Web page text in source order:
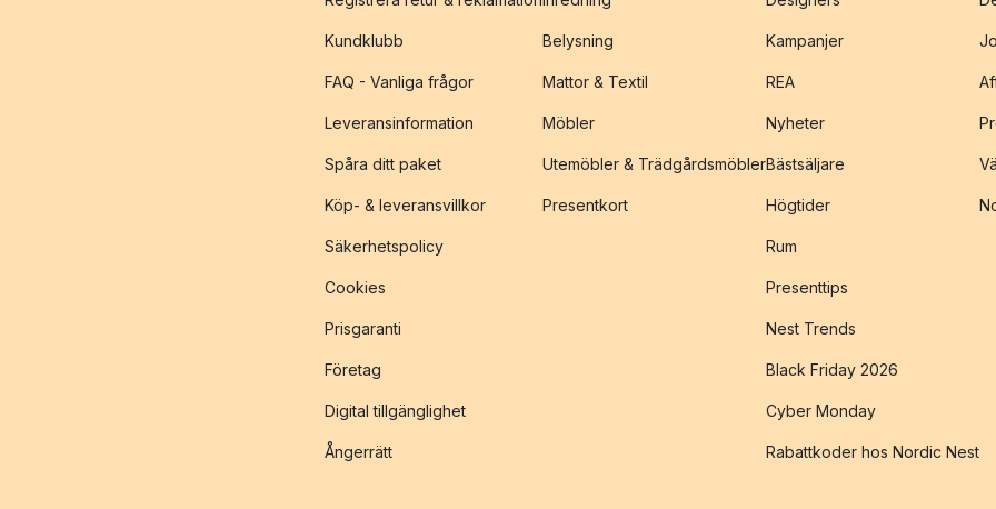
Kundklubb
FAQ - Vanliga frågor
Leveransinformation
Spåra ditt paket
Köp- & leveransvillkor
Säkerhetspolicy
Cookies
Prisgaranti
Företag
Digital tillgänglighet
Ångerrätt
Belysning
Mattor & Textil
Möbler
Utemöbler & Trädgårdsmöbler
Presentkort
Kampanjer
REA
Nyheter
Bästsäljare
Högtider
Rum
Presenttips
Nest Trends
Black Friday 2026
Cyber Monday
Rabattkoder hos Nordic Nest